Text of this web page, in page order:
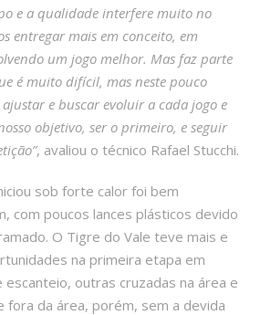
e a qualidade interfere muito no
entregar mais em conceito, em
um jogo melhor. Mas faz parte
é muito difícil, mas neste pouco
e buscar evoluir a cada jogo e
objetivo, ser o primeiro, e seguir
, avaliou o técnico Rafael Stucchi.
sob forte calor foi bem
com poucos lances plásticos devido
O Tigre do Vale teve mais e
na primeira etapa em
escanteio, outras cruzadas na área e
fora da área, porém, sem a devida